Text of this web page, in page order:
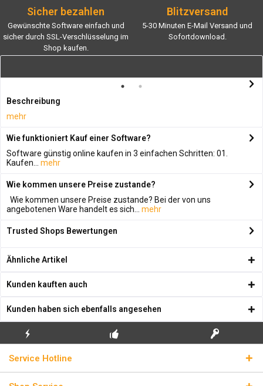
Sicher bezahlen
Gewünschte Software einfach und
sicher durch SSL-Verschlüsselung im
Shop kaufen.
Blitzversand
5-30 Minuten E-Mail Versand und
Sofortdownload.
Beschreibung
mehr
Wie funktioniert Kauf einer Software?
Software günstig online kaufen in 3 einfachen Schritten: 01.
Kaufen...
mehr
Wie kommen unsere Preise zustande?
Wie kommen unsere Preise zustande? Bei der von uns
angebotenen Ware handelt es sich...
mehr
Trusted Shops Bewertungen
Ähnliche Artikel
Kunden kauften auch
Kunden haben sich ebenfalls angesehen
BLITZVERSAND
LIZENZSCHLÜSSEL
Service Hotline